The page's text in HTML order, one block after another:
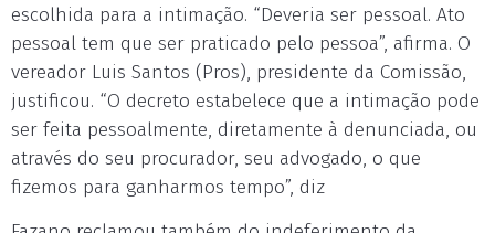
escolhida para a intimação. “Deveria ser pessoal. Ato
pessoal tem que ser praticado pelo pessoa”, afirma. O
vereador Luis Santos (Pros), presidente da Comissão,
justificou. “O decreto estabelece que a intimação pode
ser feita pessoalmente, diretamente à denunciada, ou
através do seu procurador, seu advogado, o que
fizemos para ganharmos tempo”, diz